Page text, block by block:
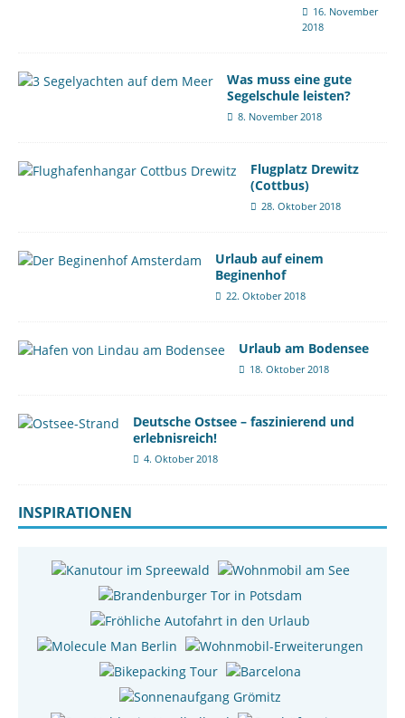
16. November
2018
Was muss eine gute
Segelschule leisten?
8. November 2018
Flugplatz Drewitz
(Cottbus)
28. Oktober 2018
Urlaub auf einem
Beginenhof
22. Oktober 2018
Urlaub am Bodensee
18. Oktober 2018
Deutsche Ostsee – faszinierend und
erlebnisreich!
4. Oktober 2018
INSPIRATIONEN